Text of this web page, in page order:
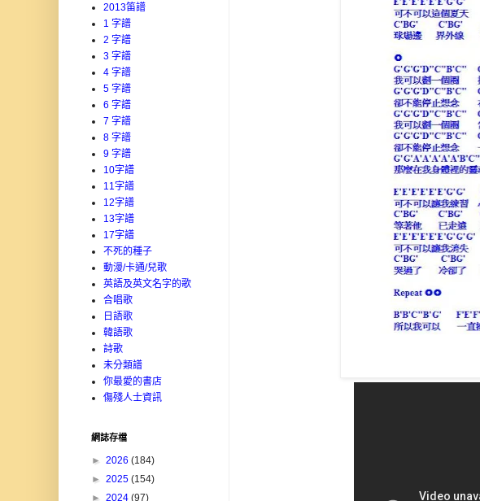
2013笛譜
1 字譜
2 字譜
3 字譜
4 字譜
5 字譜
6 字譜
7 字譜
8 字譜
9 字譜
10字譜
11字譜
12字譜
13字譜
17字譜
不死的種子
動漫/卡通/兒歌
英語及英文名字的歌
合唱歌
日語歌
韓語歌
詩歌
未分類譜
你最愛的書店
傷殘人士資訊
網誌存檔
► 2026 (184)
► 2025 (154)
► 2024 (97)